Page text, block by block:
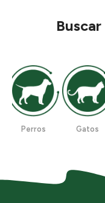
Perros Gatos